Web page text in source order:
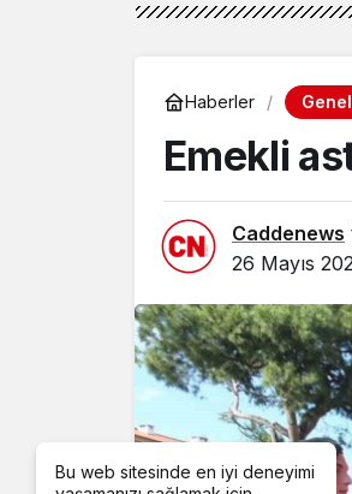
Haberler Genel
Emekli
Caddenews
26 Mayıs
Bu web sitesinde en iyi deneyimi